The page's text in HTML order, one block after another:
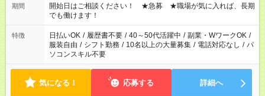
ん ※法令に基づき、週20時間以上勤務は社会保険への加入対象
となります ※労働者派遣法（日雇い派遣の原則禁止）により、
短時間・短期間の就業はご案内が難しい場合があります
期間
開始日はご相談ください！ ★急募 ★職場が気に入れば、長期
でも働けます！
特徴 日払いOK / 履歴書不要 / 40～50代活躍中 / 副業・WワークOK /
服装自由 / シフト勤務 / 10名以上の大量募集 / 電話対応なし / パ
ソコンスキル不要
気になる！ 応募する 詳細へ